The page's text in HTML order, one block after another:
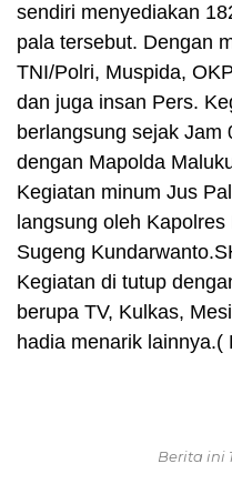
sendiri menyediakan
pala tersebut. Dengan
TNI/Polri, Muspida,
dan juga insan Pers.
berlangsung sejak Jam
dengan Mapolda
Kegiatan minum Jus
langsung oleh
Sugeng
Kegiatan di tutup
berupa TV, Kulkas,
hadia menarik lainnya.(
Berita ini